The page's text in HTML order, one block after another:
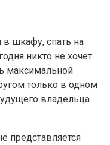
в шкафу, спать на
никто не хочет
максимальной
только в одном
владельца
представляется